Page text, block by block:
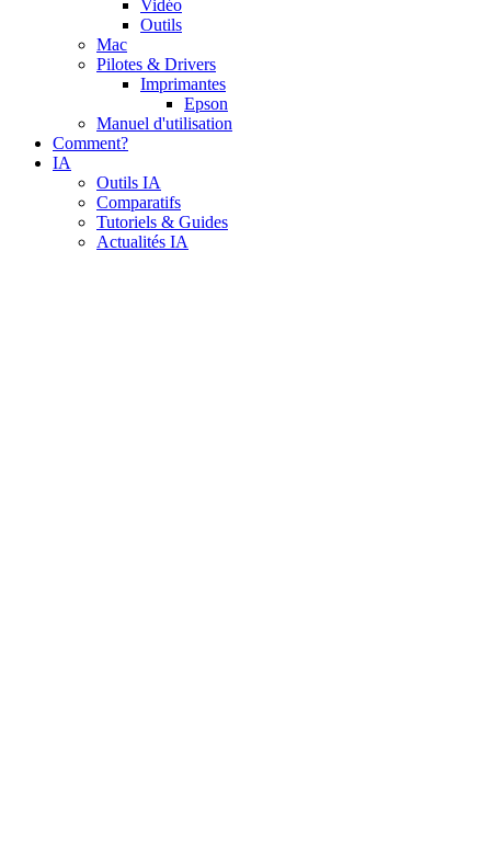
Vidéo
Outils
Mac
Pilotes & Drivers
Imprimantes
Epson
Manuel d'utilisation
Comment?
IA
Outils IA
Comparatifs
Tutoriels & Guides
Actualités IA